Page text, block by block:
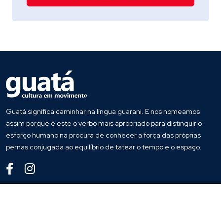
Guatá significa caminhar na língua guarani. E nos nomeamos
assim porque é este o verbo mais apropriado para distinguir o
esforço humano na procura de conhecer a força das próprias
pernas conjugada ao equilíbrio de tatear o tempo e o espaço.